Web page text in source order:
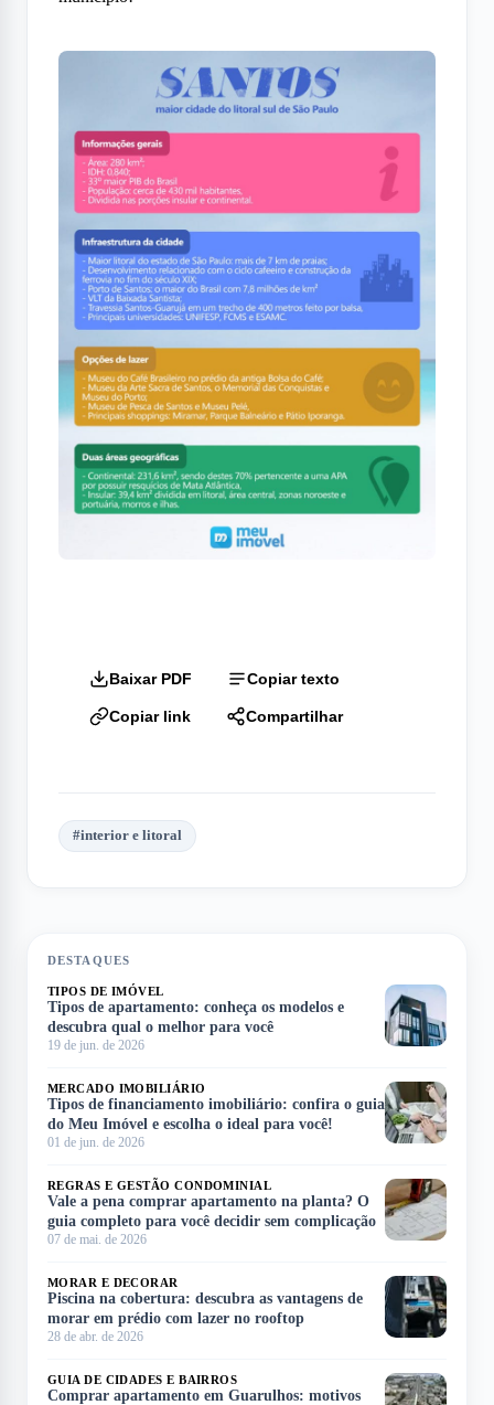
Baixar PDF Copiar texto
Copiar link Compartilhar
#interior e litoral
DESTAQUES
TIPOS DE IMÓVEL
Tipos de apartamento: conheça os modelos e
descubra qual o melhor para você
19 de jun. de 2026
MERCADO IMOBILIÁRIO
Tipos de financiamento imobiliário: confira o guia
do Meu Imóvel e escolha o ideal para você!
01 de jun. de 2026
REGRAS E GESTÃO CONDOMINIAL
Vale a pena comprar apartamento na planta? O
guia completo para você decidir sem complicação
07 de mai. de 2026
MORAR E DECORAR
Piscina na cobertura: descubra as vantagens de
morar em prédio com lazer no rooftop
28 de abr. de 2026
GUIA DE CIDADES E BAIRROS
Comprar apartamento em Guarulhos: motivos